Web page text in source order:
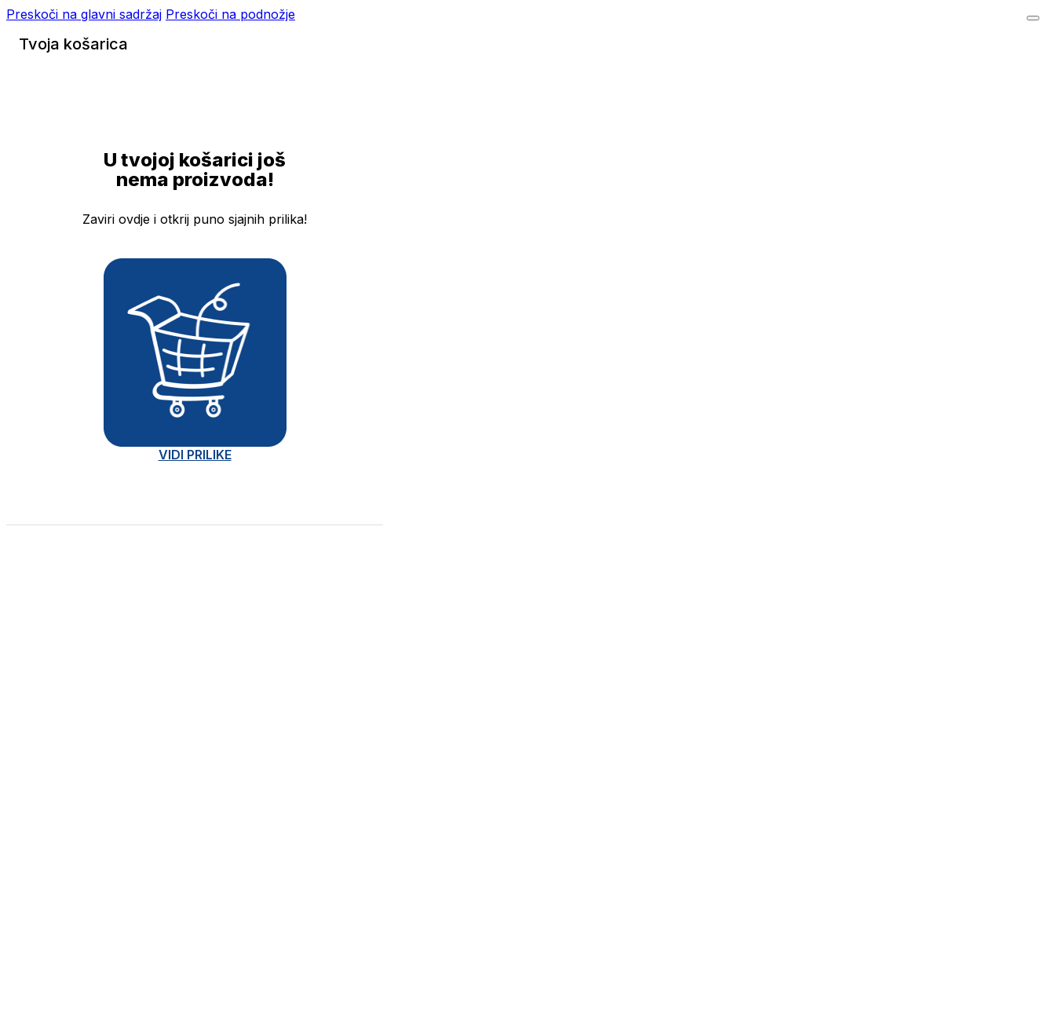
Preskoči na glavni sadržaj Preskoči na podnožje
Tvoja košarica
U tvojoj košarici još
nema proizvoda!
Zaviri ovdje i otkrij puno sjajnih prilika!
VIDI PRILIKE